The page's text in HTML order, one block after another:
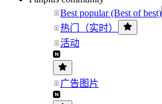
Best popular (Best of best)
热门（实时）
活动
广告图片